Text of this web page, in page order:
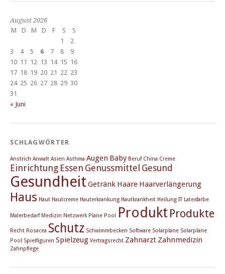
August 2026
M
D M D F S
S
1
2
3
4 5 6 7 8
9
10 11 12 13 14 15 16
17 18 19 20 21 22 23
24 25 26 27 28 29 30
31
« Juni
SCHLAGWÖRTER
Anstrich Anwalt Asien Asthma Augen Baby Beruf China Creme
Einrichtung Essen Genussmittel Gesund
Gesundheit Getränk Haare Haarverlängerung
Haus Haut Hautcreme Hauterkrankung Hautkrankheit Heilung IT Latexfarbe
Malerbedarf Medizin Netzwerk Plane Pool Produkt Produkte
Recht Rosacea Schutz Schwimmbecken Software Solarplane Solarplane
Pool Spielfiguren Spielzeug Vertragsrecht Zahnarzt Zahnmedizin
Zahnpflege